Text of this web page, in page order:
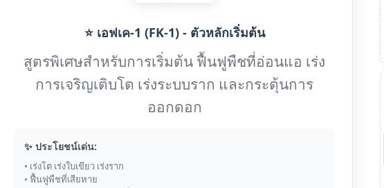
⭐ เอฟเค-1 (FK-1) - ตัวหลักเริ่มต้น
สูตรพิเศษสำหรับการเริ่มต้น ฟื้นฟูพืชที่อ่อนแอ เร่ง
การเจริญเติบโต เร่งระบบราก และกระตุ้นการ
ออกดอก
✨ ประโยชน์เด่น:
• เร่งโต เร่งใบเขียว เร่งราก
• ฟื้นฟูพืชที่เสียหาย